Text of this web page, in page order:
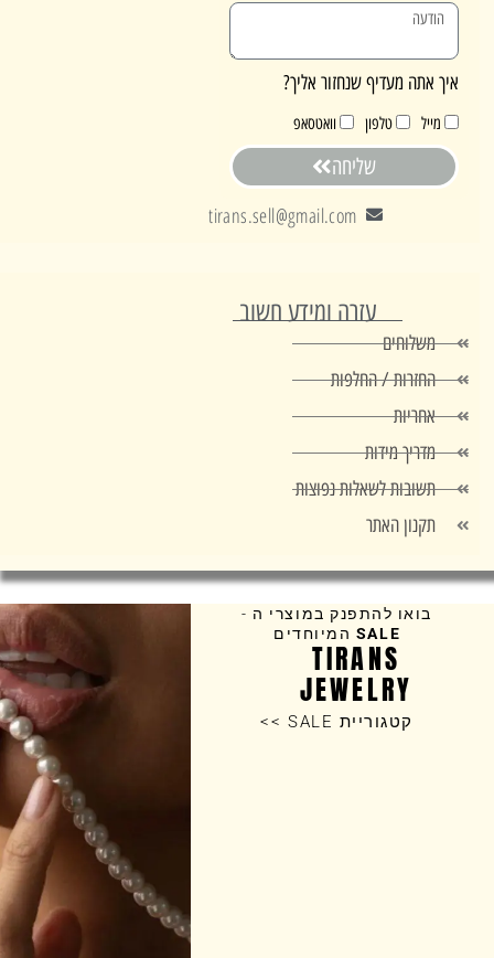
מעדיף שנחזור אליך?
טלפון וואטסאפ
tirans.sell@gmail.com
עזרה ומידע חשוב
משלוחים
החזרות / החלפות
אחריות
מדריך מידות
תשובות לשאלות נפוצות
תקנון האתר
בואו להתפנק במוצרי ה -
המיוחדים
TIRANS
JEWELRY
קטגוריית SALE >>